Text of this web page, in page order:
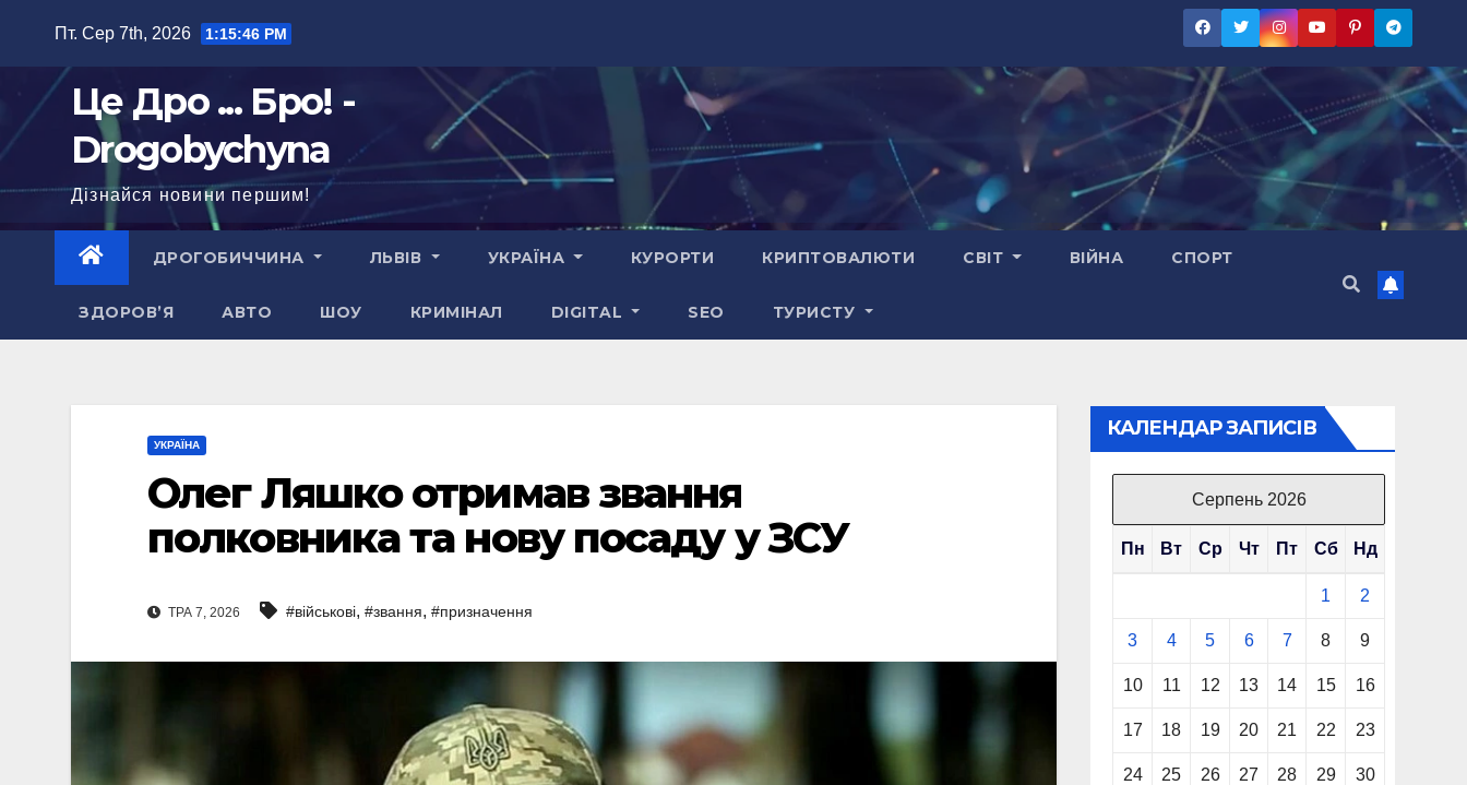
Пт. Сер 7th, 2026 1:15:47 PM
Це Дро ... Бро! -
Drogobychyna
Дізнайся новини першим!
ДРОГОБИЧЧИНА ЛЬВІВ УКРАЇНА КУРОРТИ КРИПТОВАЛЮТИ СВІТ ВІЙНА СПОРТ
ЗДОРОВ’Я АВТО ШОУ КРИМІНАЛ DIGITAL SEO ТУРИСТУ
УКРАЇНА
Олег Ляшко отримав звання
полковника та нову посаду у ЗСУ
ТРА 7, 2026 #військові, #звання, #призначення
КАЛЕНДАР ЗАПИСІВ
Серпень 2026
Пн Вт Ср Чт Пт Сб Нд
1 2
3 4 5 6 7 8 9
10 11 12 13 14 15 16
17 18 19 20 21 22 23
24 25 26 27 28 29 30